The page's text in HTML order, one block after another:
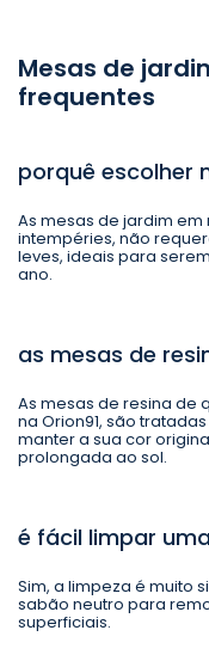
Mesas de
frequentes
porquê escolher
As mesas de jardim
intempéries, não
leves, ideais para
ano.
as mesas de
As mesas de resina de
na Orion91, são
manter a sua cor
prolongada ao sol.
é fácil limpar
Sim, a limpeza é muito
sabão neutro para
superficiais.